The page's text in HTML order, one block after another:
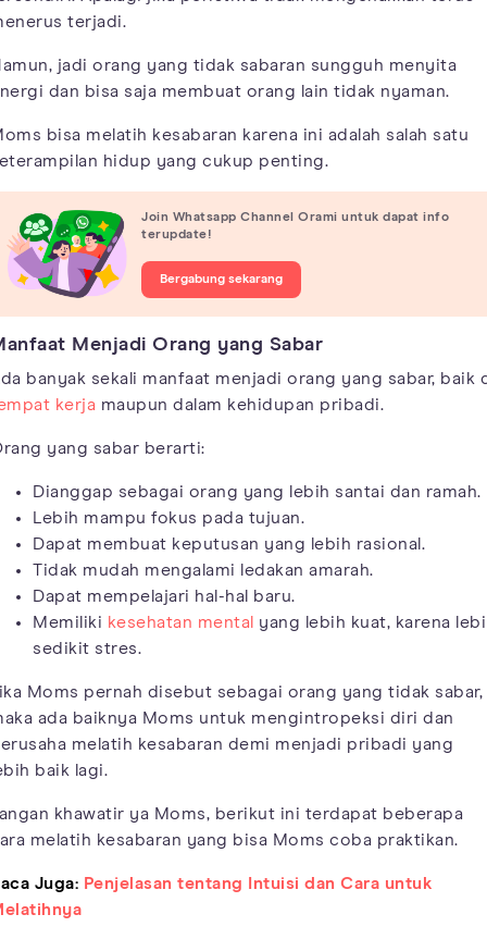
terjadi.
jadi orang yang tidak sabaran sungguh menyita
dan bisa saja membuat orang lain tidak nyaman.
bisa melatih kesabaran karena ini adalah salah satu
hidup yang cukup penting.
Join Whatsapp Channel Orami untuk dapat info
terupdate!
Bergabung sekarang
Menjadi Orang yang Sabar
banyak sekali manfaat menjadi orang yang sabar, baik
kerja maupun dalam kehidupan pribadi.
yang sabar berarti:
Dianggap sebagai orang yang lebih santai dan ramah.
Lebih mampu fokus pada tujuan.
Dapat membuat keputusan yang lebih rasional.
Tidak mudah mengalami ledakan amarah.
Dapat mempelajari hal-hal baru.
Memiliki kesehatan mental
yang lebih kuat, karena
sedikit stres.
Moms pernah disebut sebagai orang yang tidak sabar,
ada baiknya Moms untuk mengintropeksi diri dan
melatih kesabaran demi menjadi pribadi yang
baik lagi.
khawatir ya Moms, berikut ini terdapat beberapa
melatih kesabaran yang bisa Moms coba praktikan.
Juga: Penjelasan tentang Intuisi dan Cara untuk